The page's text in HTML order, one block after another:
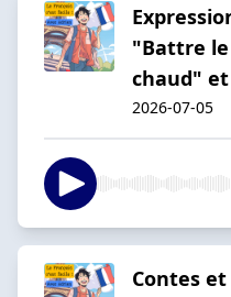
"Battre
chaud" et
2026-07-05
Contes